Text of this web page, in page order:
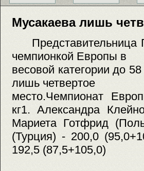
Мусакаева лишь
Представительница
чемпионкой Европы в
весовой категории до
лишь четвертое
место.Чемпионат
кг1. Александра
Мариета Готфрид
(Турция) - 200,0
192,5 (87,5+105,0)